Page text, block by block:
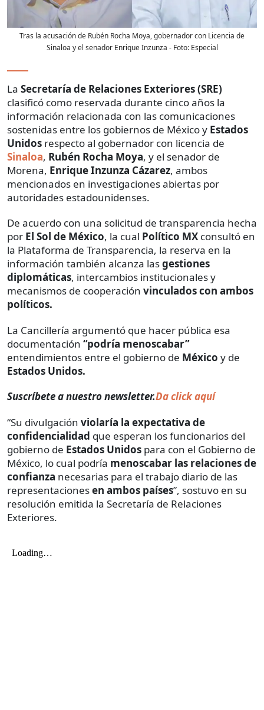
Tras la acusación de Rubén Rocha Moya, gobernador con Licencia de
Sinaloa y el senador Enrique Inzunza - Foto: Especial
La Secretaría de Relaciones Exteriores (SRE)
clasificó como reservada durante cinco años la
información relacionada con las comunicaciones
sostenidas entre los gobiernos de México y Estados
Unidos respecto al gobernador con licencia de
Sinaloa, Rubén Rocha Moya, y el senador de
Morena, Enrique Inzunza Cázarez, ambos
mencionados en investigaciones abiertas por
autoridades estadounidenses.
De acuerdo con una solicitud de transparencia hecha
por El Sol de México, la cual Político MX consultó en
la Plataforma de Transparencia, la reserva en la
información también alcanza lasgestiones
diplomáticas, intercambios institucionales y
mecanismos de cooperación vinculados con ambos
políticos.
La Cancillería argumentó que hacer pública esa
documentación “podría menoscabar”
entendimientos entre el gobierno de México y de
Estados Unidos.
Suscríbete a nuestro newsletter.Da click aquí
“Su divulgación violaría la expectativa de
confidencialidad que esperan los funcionarios del
gobierno de Estados Unidos para con el Gobierno de
México, lo cual podría menoscabar las relaciones de
confianza necesarias para el trabajo diario de las
representacionesen ambos países”, sostuvo en su
resolución emitida la Secretaría de Relaciones
Exteriores.